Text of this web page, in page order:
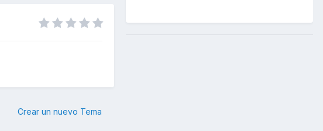
Crear un nuevo Tema